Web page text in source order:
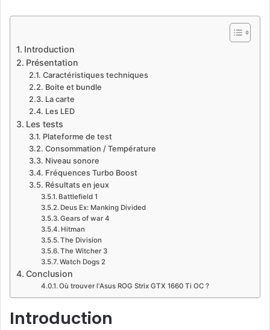
Introduction
Présentation
Caractéristiques techniques
Boite et bundle
La carte
Les LED
Les tests
Plateforme de test
Consommation / Température
Niveau sonore
Fréquences Turbo Boost
Résultats en jeux
Battlefield 1
Deus Ex: Manking Divided
Gears of war 4
Hitman
The Division
The Witcher 3
Watch Dogs 2
Conclusion
Où trouver l'Asus ROG Strix GTX 1660 Ti OC ?
Introduction